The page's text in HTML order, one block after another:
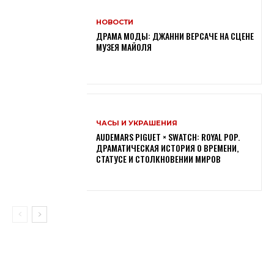
НОВОСТИ
ДРАМА МОДЫ: ДЖАННИ ВЕРСАЧЕ НА СЦЕНЕ
МУЗЕЯ МАЙОЛЯ
ЧАСЫ И УКРАШЕНИЯ
AUDEMARS PIGUET × SWATCH: ROYAL POP.
ДРАМАТИЧЕСКАЯ ИСТОРИЯ О ВРЕМЕНИ,
СТАТУСЕ И СТОЛКНОВЕНИИ МИРОВ